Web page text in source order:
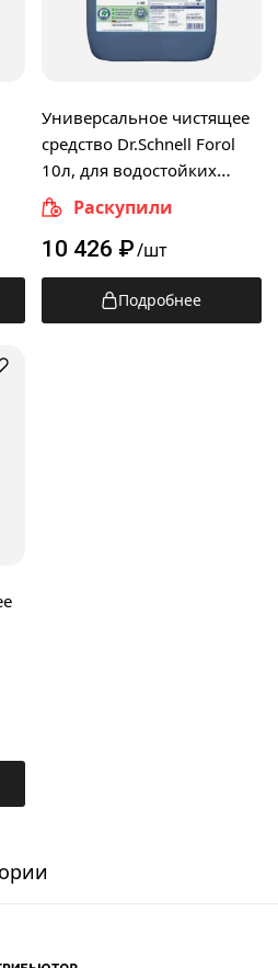
Универсальное чистящее
средство Dr.Schnell Forol
10л, для водостойких
поверхностей, 30017,
143390
Раскупили
10 426 ₽/шт
Подробнее